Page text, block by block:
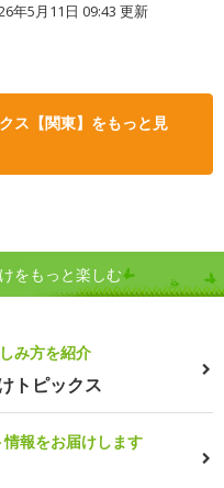
年5月11日 09:43 更新
ス【関東】をもっと見
をもっと楽しむ
み方を紹介
トピックス
報をお届けします